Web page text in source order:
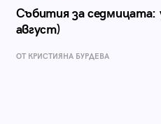
Събития за седмицата:
август)
ОТ КРИСТИЯНА БУРДЕВА